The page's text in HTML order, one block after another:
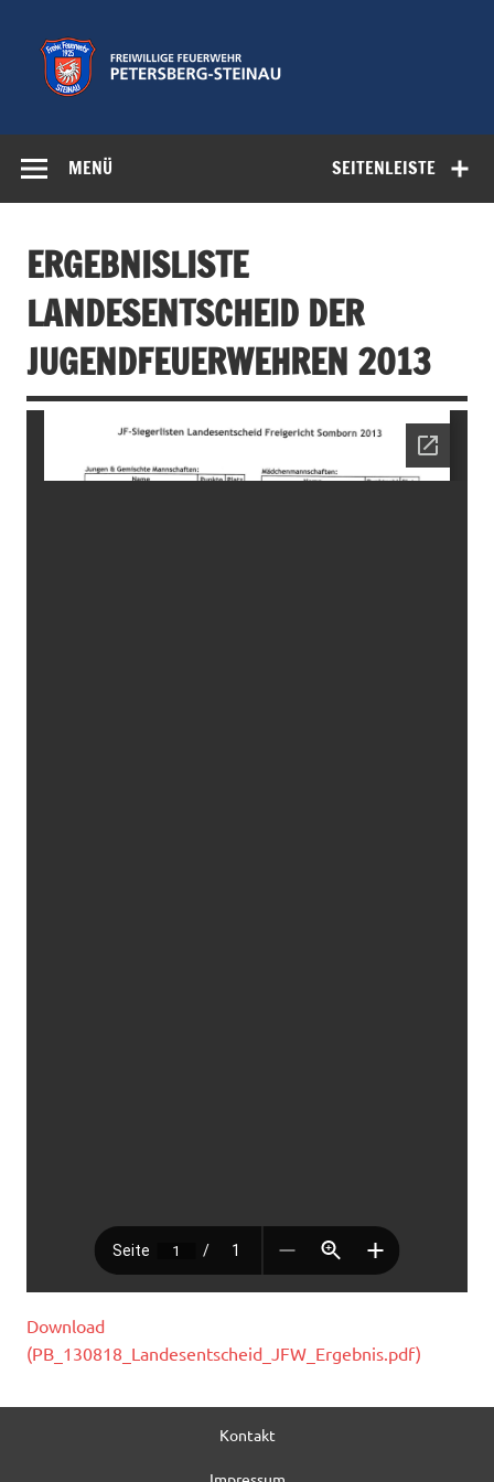
springen
Feuerwehr
Petersberg-
SEITENLEISTE
MENÜ
ERGEBNISLISTE
LANDESENTSCHEID DER
JUGENDFEUERWEHREN 2013
Download
(PB_130818_Landesentscheid_JFW_Ergebnis.pdf)
Kontakt